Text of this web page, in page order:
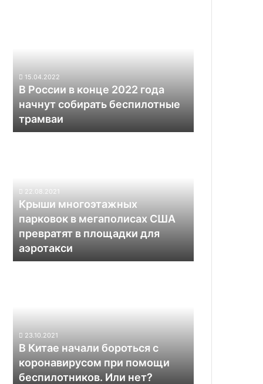
начнут
собирать
беспилотные
трамваи
15.04.2022
В России в конце 2022 года
начнут собирать беспилотные
трамваи
США
превратят
площадки
для
аэротакси
22.08.2021
Крыши многоэтажных
парковок в мегаполисах США
превратят в площадки для
аэротакси
при
помощи
беспилотников.
Или
23.10.2021
В Китае начали бороться с
коронавирусом при помощи
беспилотников. Или нет?